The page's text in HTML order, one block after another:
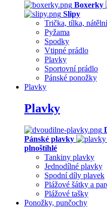
Boxerky
Slipy
Trička, tílka,
Pyžama
Spodky
Vtipné prádlo
Plavky
Sportovní prádlo
Pánské ponožky
Plavky
Plavky
Pánské plavky
plnoštíhlé
Tankiny plavky
Jednodílné plavky
Spodní díly plavek
Plážové šátky a
Plážové tašky
Ponožky, punčochy